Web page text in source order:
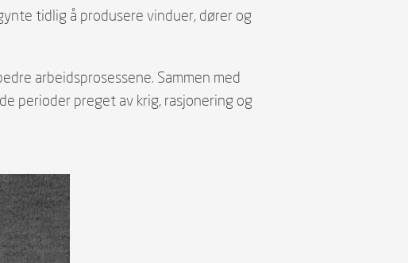
tidlig å produsere vinduer, dører og
arbeidsprosessene. Sammen med
perioder preget av krig, rasjonering og